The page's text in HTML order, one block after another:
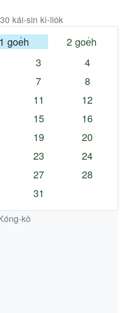
kái-sin kì-lio̍k
1 goe̍h
2 goe̍h
3
4
7
8
11
12
15
16
19
20
23
24
27
28
31
kò